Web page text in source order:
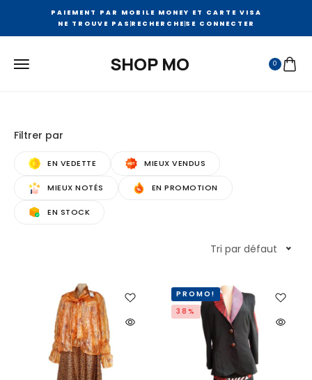
PAIEMENT PAR MOBILE MONEY ET CARTE VISA
NE TROUVE PAS RECHERCHESE CONNECTER
SHOP MO 0
Filtrer par
EN VEDETTE MIEUX VENDUS
MIEUX NOTÉS EN PROMOTION
EN STOCK
Tri par défaut
PROMO!
38%